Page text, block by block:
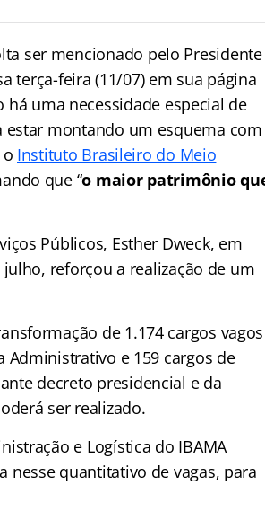
ser mencionado pelo Presidente
terça-feira (11/07) em sua página
há uma necessidade especial de
estar montando um esquema com
Instituto Brasileiro do Meio
que “o maior patrimônio
Públicos, Esther Dweck, em
reforçou a realização de um
de 1.174 cargos vagos
Administrativo e 159 cargos de
decreto presidencial e da
ser realizado.
e Logística do IBAMA
nesse quantitativo de vagas, para